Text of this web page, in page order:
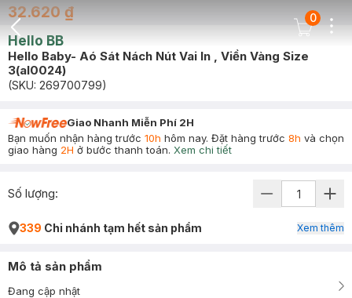
Back Icon
Cart Icon
0
32.620 ₫
Hello BB
Hello Baby- Aó Sát Nách Nút Vai In , Viền Vàng Size
3(al0024)
(SKU: 269700799)
Giao Nhanh Miễn Phí 2H
Bạn muốn nhận hàng trước 10h hôm nay. Đặt hàng trước 8h và chọn
giao hàng 2H ở bước thanh toán. Xem chi tiết
Số lượng:
339 Chi nhánh tạm hết sản phẩm Xem thêm
Mô tả sản phẩm
Đang cập nhật